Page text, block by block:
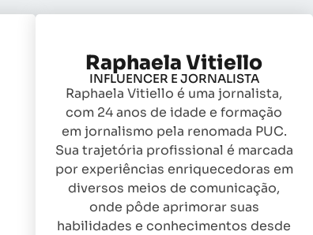
Raphaela Vitiello
INFLUENCER E JORNALISTA
Raphaela Vitiello é uma jornalista,
com 24 anos de idade e formação
em jornalismo pela renomada PUC.
Sua trajetória profissional é marcada
por experiências enriquecedoras em
diversos meios de comunicação,
onde pôde aprimorar suas
habilidades e conhecimentos desde